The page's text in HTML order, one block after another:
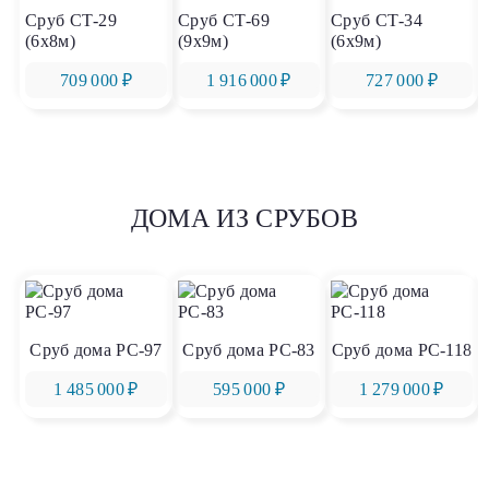
Сруб СТ-29
(6х8м)
709 000 ₽
Сруб СТ-69
(9х9м)
1 916 000 ₽
Сруб СТ-34
(6х9м)
727 000 ₽
ДОМА ИЗ СРУБОВ
Сруб дома РС-97
1 485 000 ₽
Сруб дома РС-83
595 000 ₽
Сруб дома РС-118
1 279 000 ₽